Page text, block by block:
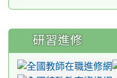
研習進修